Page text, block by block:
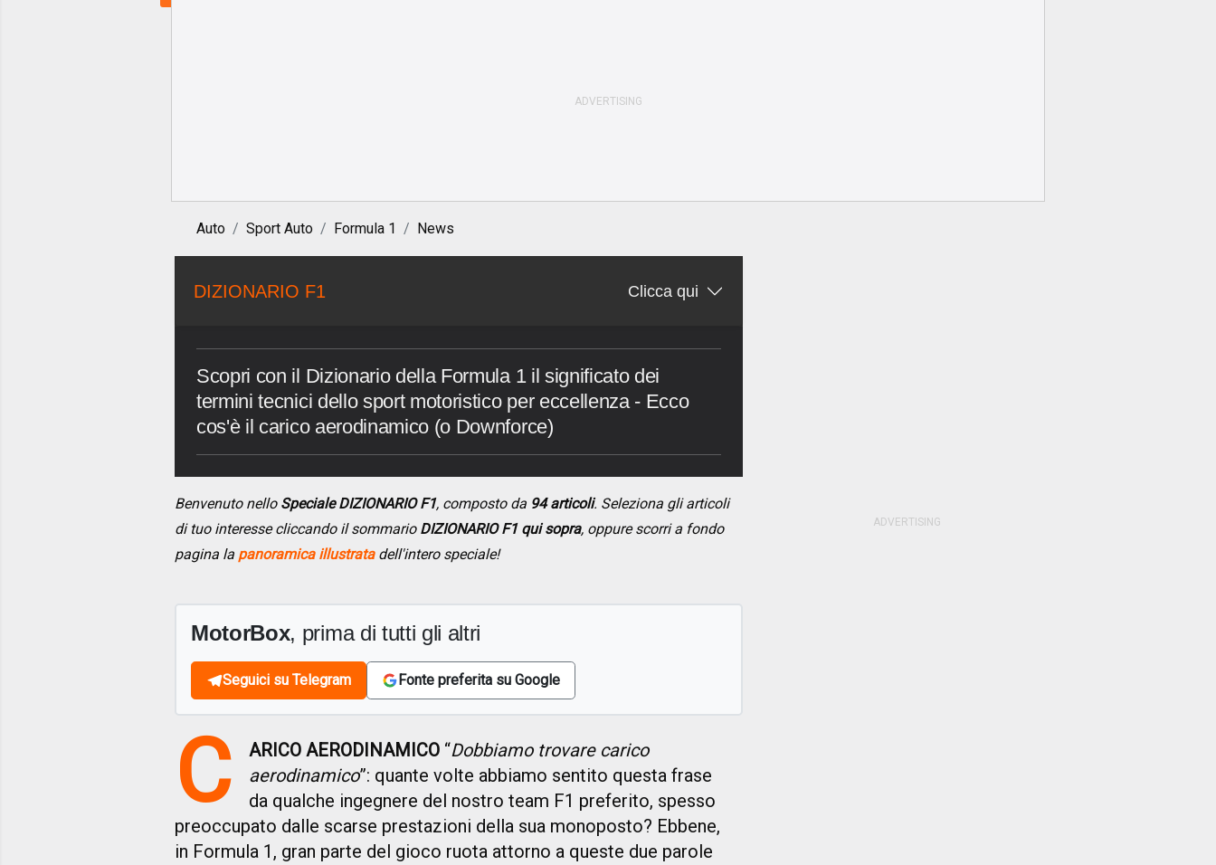
Auto Sport Auto Formula 1 News
DIZIONARIO F1 Clicca qui
Scopri con il Dizionario della Formula 1 il significato dei
termini tecnici dello sport motoristico per eccellenza - Ecco
cos'è il carico aerodinamico (o Downforce)
Benvenuto nello Speciale DIZIONARIO F1, composto da 94 articoli. Seleziona gli articoli
di tuo interesse cliccando il sommario DIZIONARIO F1 qui sopra, oppure scorri a fondo
pagina la panoramica illustratadell'intero speciale!
MotorBox, prima di tutti gli altri
Seguici su Telegram Fonte preferita su Google
C ARICO AERODINAMICO “Dobbiamo trovare carico
aerodinamico”: quante volte abbiamo sentito questa frase
da qualche ingegnere del nostro team F1 preferito, spesso
preoccupato dalle scarse prestazioni della sua monoposto? Ebbene,
in Formula 1, gran parte del gioco ruota attorno a queste due parole